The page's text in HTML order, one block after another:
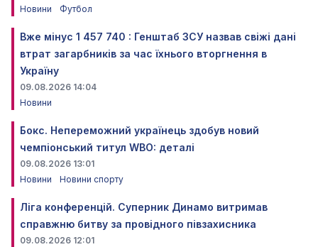
Новини
Футбол
Вже мінус 1 457 740 : Генштаб ЗСУ назвав свіжі дані
втрат загарбників за час їхнього вторгнення в
Україну
09.08.2026 14:04
Новини
Бокс. Непереможний українець здобув новий
чемпіонський титул WBO: деталі
09.08.2026 13:01
Новини
Новини спорту
Ліга конференцій. Суперник Динамо витримав
справжню битву за провідного півзахисника
09.08.2026 12:01